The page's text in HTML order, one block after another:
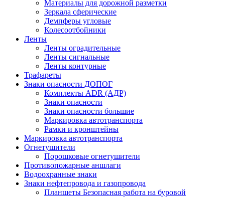
Материалы для дорожной разметки
Зеркала сферические
Демпферы угловые
Колесоотбойники
Ленты
Ленты оградительные
Ленты сигнальные
Ленты контурные
Трафареты
Знаки опасности ДОПОГ
Комплекты ADR (АДР)
Знаки опасности
Знаки опасности большие
Маркировка автотранспорта
Рамки и кронштейны
Маркировка автотранспорта
Огнетушители
Порошковые огнетушители
Противопожарные аншлаги
Водоохранные знаки
Знаки нефтепровода и газопровода
Планшеты Безопасная работа на буровой